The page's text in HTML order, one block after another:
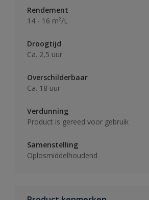
Rendement
14 - 16 m²/L
Droogtijd
Ca. 2,5 uur
Overschilderbaar
Ca. 18 uur
Verdunning
Product is gereed voor gebruik
Samenstelling
Oplosmiddelhoudend